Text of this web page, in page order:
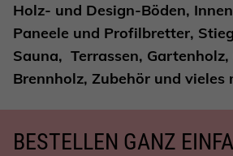
Holz- und Design-Böden,
Paneele und Profilbretter,
Sauna, Terrassen,
Brennholz, Zubehör und vieles
BESTELLEN GANZ